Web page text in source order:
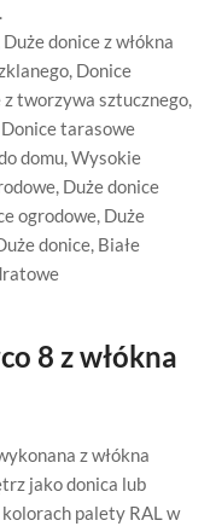
Duże donice z włókna
, Donice
z tworzywa sztucznego,
Donice tarasowe
domu,Wysokie
, Duże donice
ogrodowe, Duże
donice, Białe
8 z włókna
z włókna
jako donica lub
palety RAL w